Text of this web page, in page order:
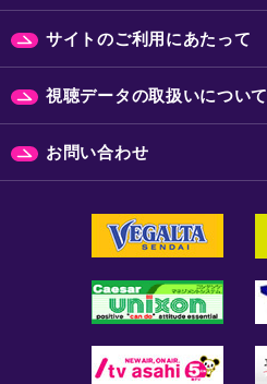
サイトのご利用にあたって
視聴データの取扱いについて
お問い合わせ